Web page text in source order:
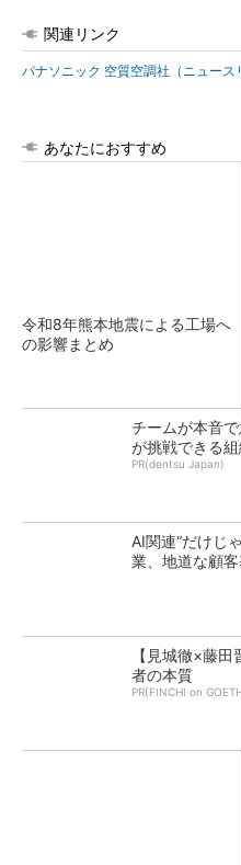
関連リンク
パナソニック 空質空調社（ニュース
あなたにおすすめ
令和8年熊本地震による工場へ
の影響まとめ
チームが本音
が挑戦できる
PR(dentsu Japan)
AI関連“だけじ
業、地道な顧
【見城徹×藤
者の本質
PR(FINCHI on